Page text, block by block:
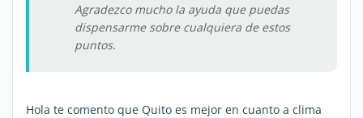
Agradezco mucho la ayuda que puedas
dispensarme sobre cualquiera de estos
puntos.
Hola te comento que Quito es mejor en cuanto a clima